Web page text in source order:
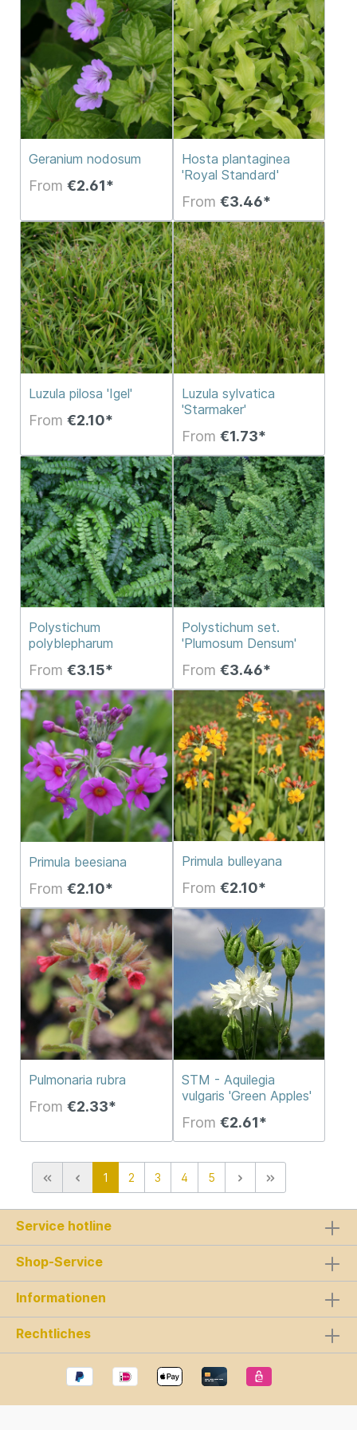
Geranium nodosum
From €2.61*
Hosta plantaginea
'Royal Standard'
From €3.46*
Luzula pilosa 'Igel'
From €2.10*
Luzula sylvatica
'Starmaker'
From €1.73*
Polystichum
polyblepharum
From €3.15*
Polystichum set.
'Plumosum Densum'
From €3.46*
Primula beesiana
From €2.10*
Primula bulleyana
From €2.10*
Pulmonaria rubra
From €2.33*
STM - Aquilegia
vulgaris 'Green Apples'
From €2.61*
1 2 3 4 5
Service hotline
Shop-Service
Informationen
Rechtliches